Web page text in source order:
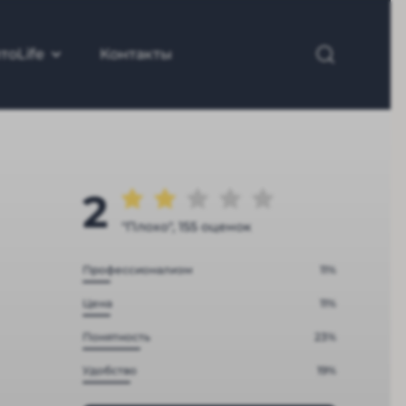
Контакты
2 "Плохо", 155 оценок
Профессионализм 11%
Цена 11%
Понятность 23%
Удобство 19%